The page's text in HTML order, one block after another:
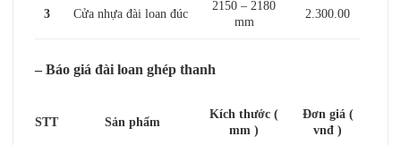
3 Cửa nhựa đài loan đúc
2150 – 2180
mm
2.300.00
– Báo giá đài loan ghép thanh
STT Sản phẩm
Kích thước (
mm )
Đơn giá (
vnđ )